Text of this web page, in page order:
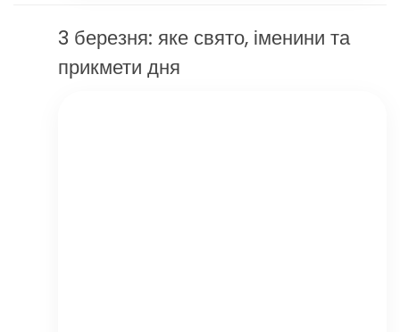
3 березня: яке свято, іменини та
прикмети дня